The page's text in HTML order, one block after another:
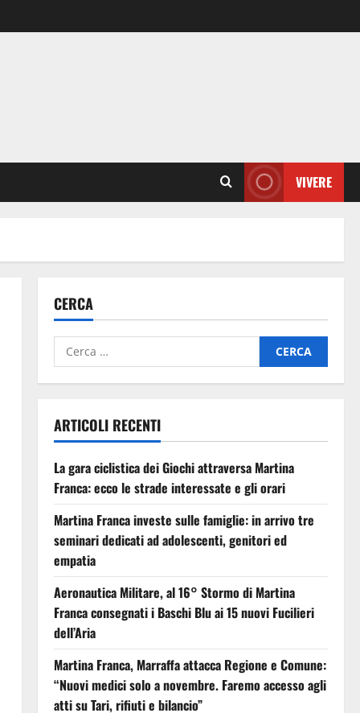
VIVERE
CERCA
ARTICOLI RECENTI
La gara ciclistica dei Giochi attraversa Martina
Franca: ecco le strade interessate e gli orari
Martina Franca investe sulle famiglie: in arrivo tre
seminari dedicati ad adolescenti, genitori ed
empatia
Aeronautica Militare, al 16° Stormo di Martina
Franca consegnati i Baschi Blu ai 15 nuovi Fucilieri
dell’Aria
Martina Franca, Marraffa attacca Regione e Comune:
“Nuovi medici solo a novembre. Faremo accesso agli
atti su Tari, rifiuti e bilancio”